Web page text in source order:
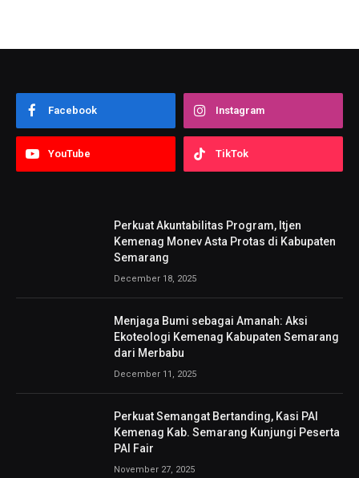
Facebook Instagram
YouTube TikTok
Perkuat Akuntabilitas Program, Itjen
Kemenag Monev Asta Protas di Kabupaten
Semarang
December 18, 2025
Menjaga Bumi sebagai Amanah: Aksi
Ekoteologi Kemenag Kabupaten Semarang
dari Merbabu
December 11, 2025
Perkuat Semangat Bertanding, Kasi PAI
Kemenag Kab. Semarang Kunjungi Peserta
PAI Fair
November 27, 2025